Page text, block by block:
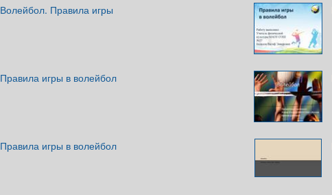
Волейбол. Правила игры
Правила игры в волейбол
Правила игры в волейбол